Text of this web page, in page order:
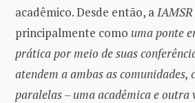
acadêmico. Desde então, aIAMSR
principalmente como uma ponte
prática por meio de suas
atendem a ambas as comunidades,
paralelas – uma acadêmica e